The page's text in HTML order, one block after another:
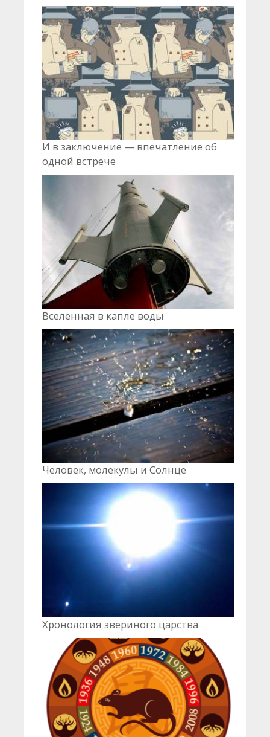
И в заключение — впечатление об
одной встрече
Вселенная в капле воды
Человек, молекулы и Cолнце
Хронология звериного царства